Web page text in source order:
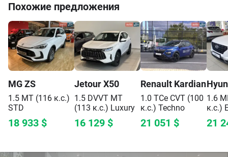
Похожие предложения
MGZS
1.5 MT (116 к.с.)
STD
18 933 $
JetourX50
1.5 DVVT MT
(113 к.с.) Luxury
16 129 $
Renault Kardian
1.0 TCe CVT (100
к.с.) Techno
21 051 $
1.6
к.с.)
21